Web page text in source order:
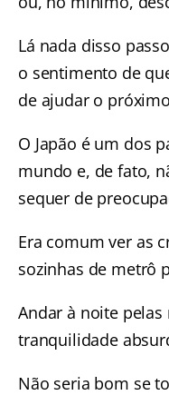
Lá nada disso
o sentimento de
de ajudar o
O Japão é um dos
mundo e, de fato,
sequer de
Era comum ver as
sozinhas de metrô
Andar à noite pelas
tranquilidade
Não seria bom se